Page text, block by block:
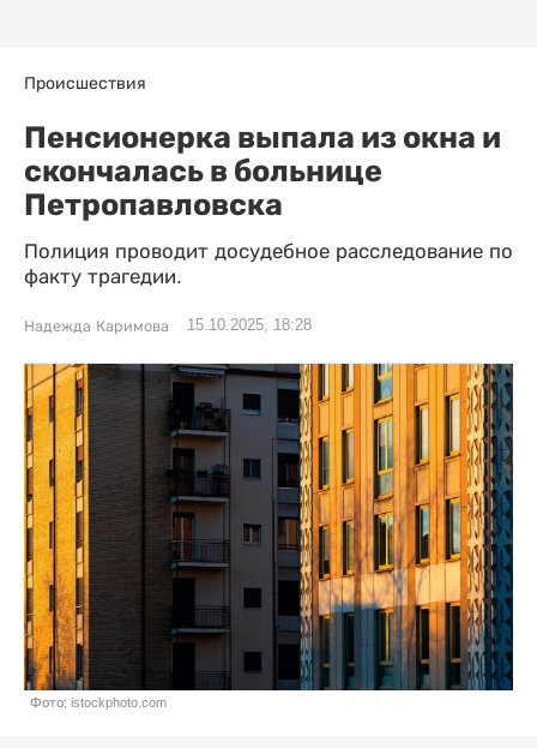
Происшествия
Пенсионерка выпала из окна и
скончалась в больнице
Петропавловска
Полиция проводит досудебное расследование по
факту трагедии.
Надежда Каримова 15.10.2025, 18:28
Фото: istockphoto.com